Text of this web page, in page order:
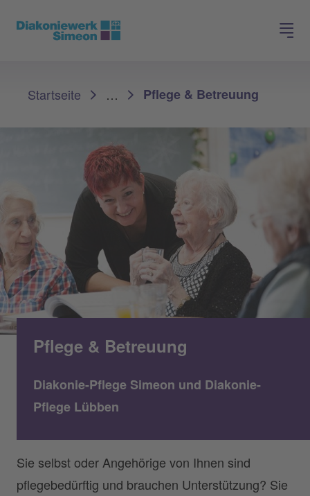
Spenden
Startseite
… Pflege & Betreuung
Pflege & Betreuung
Diakonie-Pflege Simeon und Diakonie-
Pflege Lübben
Sie selbst oder Angehörige von Ihnen sind
pflegebedürftig und brauchen Unterstützung? Sie